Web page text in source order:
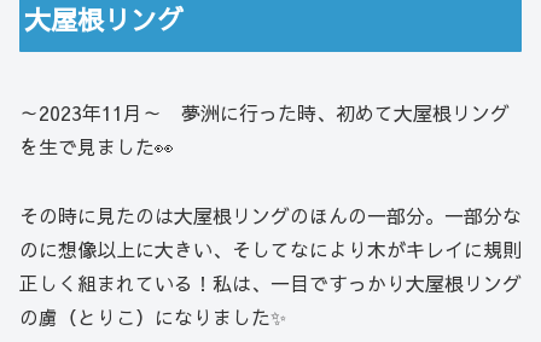
大屋根リング
～2023年11月～ 夢洲に行った時、初めて大屋根リング
を生で見ました👀
その時に見たのは大屋根リングのほんの一部分。一部分な
のに想像以上に大きい、そしてなにより木がキレイに規則
正しく組まれている！私は、一目ですっかり大屋根リング
の虜（とりこ）になりました✨